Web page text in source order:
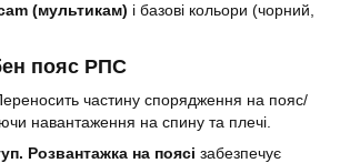
(мультикам) і базові кольори (чорний,
пояс РПС
частину спорядження на пояс/
навантаження на спину та плечі.
Розвантажка на поясі забезпечує